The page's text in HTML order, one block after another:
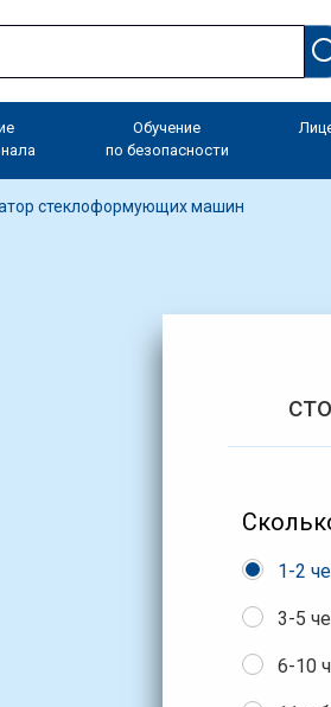
Обучение
по безопасности
стеклоформующих машин
1-2
3-5
6-10